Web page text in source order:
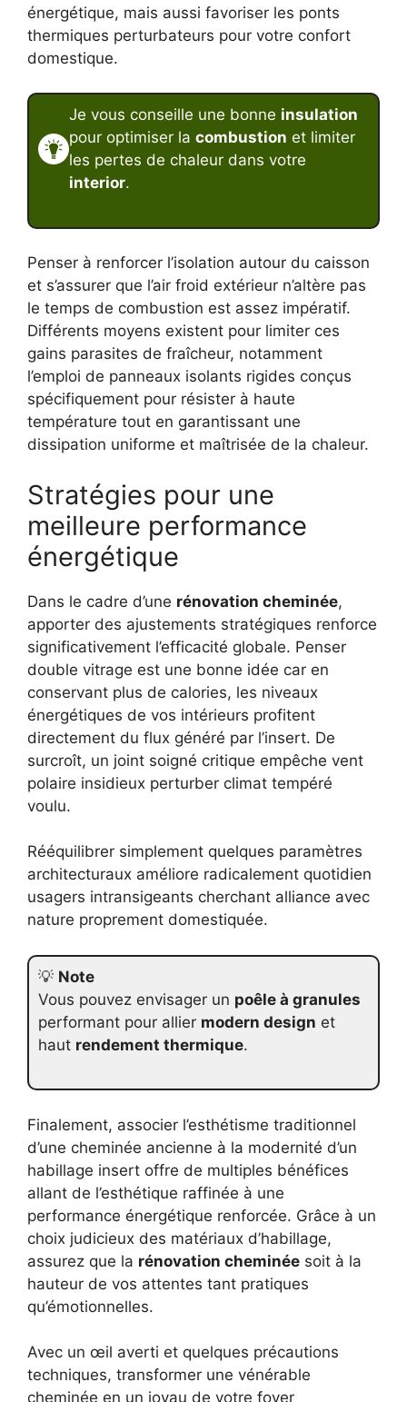
énergétique, mais aussi favoriser les ponts
thermiques perturbateurs pour votre confort
domestique.
Je vous conseille une bonne insulation
pour optimiser la combustion et limiter
les pertes de chaleur dans votre
interior.
Penser à renforcer l’isolation autour du caisson
et s’assurer que l’air froid extérieur n’altère pas
le temps de combustion est assez impératif.
Différents moyens existent pour limiter ces
gains parasites de fraîcheur, notamment
l’emploi de panneaux isolants rigides conçus
spécifiquement pour résister à haute
température tout en garantissant une
dissipation uniforme et maîtrisée de la chaleur.
Stratégies pour une
meilleure performance
énergétique
Dans le cadre d’une rénovation cheminée,
apporter des ajustements stratégiques renforce
significativement l’efficacité globale. Penser
double vitrage est une bonne idée car en
conservant plus de calories, les niveaux
énergétiques de vos intérieurs profitent
directement du flux généré par l’insert. De
surcroît, un joint soigné critique empêche vent
polaire insidieux perturber climat tempéré
voulu.
Rééquilibrer simplement quelques paramètres
architecturaux améliore radicalement quotidien
usagers intransigeants cherchant alliance avec
nature proprement domestiquée.
💡 Note
Vous pouvez envisager un poêle à granules
performant pour allier modern design et
haut rendement thermique.
Finalement, associer l’esthétisme traditionnel
d’une cheminée ancienne à la modernité d’un
habillage insert offre de multiples bénéfices
allant de l’esthétique raffinée à une
performance énergétique renforcée. Grâce à un
choix judicieux des matériaux d’habillage,
assurez que la rénovation cheminée soit à la
hauteur de vos attentes tant pratiques
qu’émotionnelles.
Avec un œil averti et quelques précautions
techniques, transformer une vénérable
cheminée en un joyau de votre foyer